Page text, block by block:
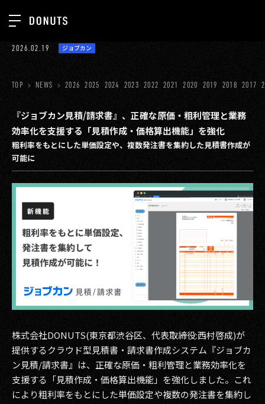
ジョブカン
ゲーム
ミクチャ
出版メディア
美少女図鑑
イベント
タテドラ
その他事業
2025
2024
TOP
ABOUT
SERVICES
GROUP
RECRUIT
CONTACT
PRIVACY POLICY
2026.02.19 ジョブカン
TOP NEWS 2026 2025 2024 2023 2022 2021 2020 2019 2018 2017
『ジョブカン見積/請求書』、正確な原価・粗利管理と業務
効率化を支援する「見積作成・価格算出機能」を強化
粗利率をもとにした単価設定や、複数発注書を集約した見積書作成が
可能に
株式会社DONUTS(東京都渋谷区、代表取締役:西村啓成)が
提供するクラウド型見積書・請求書作成システム『ジョブカ
ン見積/請求書』は、正確な原価・粗利管理と業務効率化を
支援する「見積作成・価格算出機能」を強化しました。これ
により粗利率をもとにした単価設定や複数の発注書を集約し